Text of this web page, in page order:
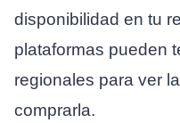
disponibilidad en tu
plataformas pueden
regionales para ver
comprarla.